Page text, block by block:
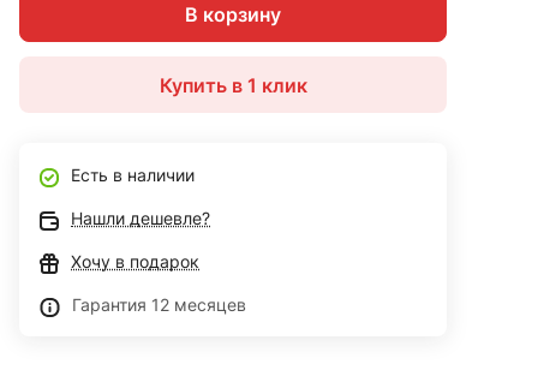
В корзину
Купить в 1 клик
Есть в наличии
Нашли дешевле?
Хочу в подарок
Гарантия 12 месяцев